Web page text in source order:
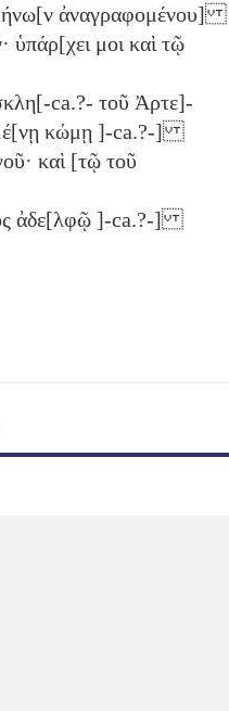
ἀναγραφομένου]
μοι καὶ τῷ
ca.?- τοῦ Ἀρτε]-
κώμῃ ]-ca.?-]
καὶ [τῷ τοῦ
ἀδε[λφῷ ]-ca.?-]